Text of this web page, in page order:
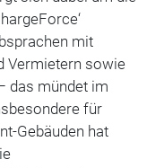
mit
Vermietern sowie
das mündet im
für
Gebäuden hat